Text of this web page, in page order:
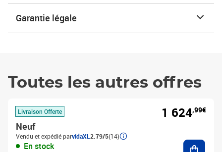
Garantie légale
Toutes les autres offres
Livraison Offerte
Neuf
Vendu et expédié parvidaXL 2.79/5(14)
En stock
1 624,99€